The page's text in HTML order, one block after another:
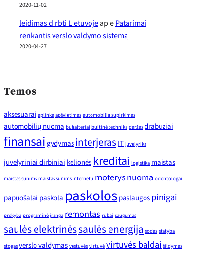
2020-11-02
leidimas dirbti LietuvojeapiePatarimai
renkantis verslo valdymo sistemą
2020-04-27
Temos
aksesuarai aplinka apšvietimas automobiliu supirkimas
automobilių nuoma buhalteriai buitinė technika daržas drabuziai
finansaigydymasinterjerasIT juvelyrika
juvelyriniai dirbiniaikelionėskreditai logistika maistas
maistas šunims maistas šunims internetu moterysnuoma odontologai
papuošalaipaskola paskolospaslaugospinigai
prekyba programinė įranga remontas rūbai saugumas
saulės elektrinėssaulės energija sodas statyba
stogas verslo valdymas vestuvės virtuvė virtuvės baldai šildymas